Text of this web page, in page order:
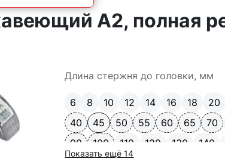
А2, полная
Длина стержня до головки, мм
6 8 10 12 14 16 18 20
40
45 50 55 60 65 70
90
100 110 120 130 140
Показать ещё 14